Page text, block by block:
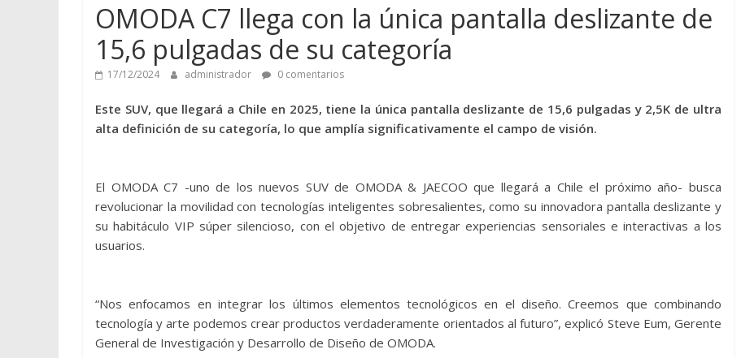
OMODA C7 llega con la única pantalla deslizante de
15,6 pulgadas de su categoría
17/12/2024 administrador 0 comentarios
Este SUV, que llegará a Chile en 2025, tiene la única pantalla deslizante de 15,6 pulgadas y 2,5K de ultra
alta definición de su categoría, lo que amplía significativamente el campo de visión.
El OMODA C7 -uno de los nuevos SUV de OMODA & JAECOO que llegará a Chile el próximo año- busca
revolucionar la movilidad con tecnologías inteligentes sobresalientes, como su innovadora pantalla deslizante y
su habitáculo VIP súper silencioso, con el objetivo de entregar experiencias sensoriales e interactivas a los
usuarios.
“Nos enfocamos en integrar los últimos elementos tecnológicos en el diseño. Creemos que combinando
tecnología y arte podemos crear productos verdaderamente orientados al futuro”, explicó Steve Eum, Gerente
General de Investigación y Desarrollo de Diseño de OMODA.